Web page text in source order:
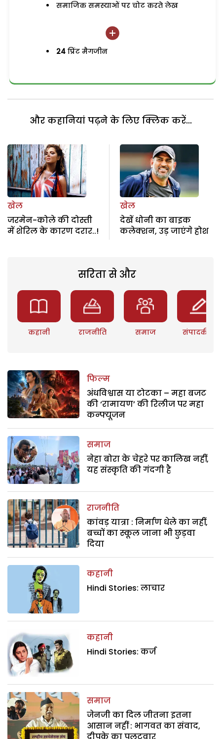
समाजिक समस्याओं पर चोट करते लेख
24 प्रिंट मैगजीन
और कहानियां पढ़ने के लिए क्लिक करें...
खेल
जरमेन-कोले की दोस्ती
में शेरिल के कारण दरार..!
खेल
देखें धोनी का बाइक
कलेक्शन, उड़ जाएंगे होश
सरिता से और
कहानी राजनीति समाज संपादकीय
फिल्म
अंधविश्वास या टोटका – महा बजट
की ‘रामायण’ की रिलीज पर महा
कन्फ्यूजन
समाज
नेहा बोरा के चेहरे पर कालिख नहीं,
यह संस्कृति की गंदगी है
राजनीति
कांवड़ यात्रा : निर्माण धेले का नहीं,
बच्चों का स्कूल जाना भी छुड़वा
दिया
कहानी
Hindi Stories: लाचार
कहानी
Hindi Stories: कर्ज
समाज
जेनजी का दिल जीतना इतना
आसान नहीं : भागवत का संवाद,